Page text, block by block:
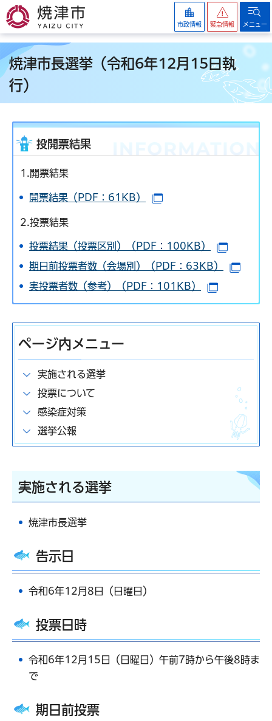
焼津市
市政情報 緊急情報 メニュー
焼津市長選挙（令和6年12月15日執
行）
投開票結果
1.開票結果
開票結果（PDF：61KB）
2.投票結果
投票結果（投票区別）（PDF：100KB）
期日前投票者数（会場別）（PDF：63KB）
実投票者数（参考）（PDF：101KB）
ページ内メニュー
実施される選挙
投票について
感染症対策
選挙公報
実施される選挙
焼津市長選挙
告示日
令和6年12月8日（日曜日）
投票日時
令和6年12月15日（日曜日）午前7時から午後8時ま
で
期日前投票